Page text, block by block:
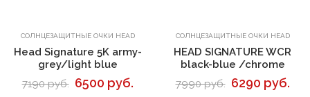
В корзину
СОЛНЦЕЗАЩИТНЫЕ ОЧКИ HEAD
Head Signature 5K army-
grey/light blue
7190 руб. 6500 руб.
В корзину
СОЛНЦЕЗАЩИТНЫЕ ОЧКИ HEAD
HEAD SIGNATURE WCR
black-blue /chrome
7990 руб. 6290 руб.